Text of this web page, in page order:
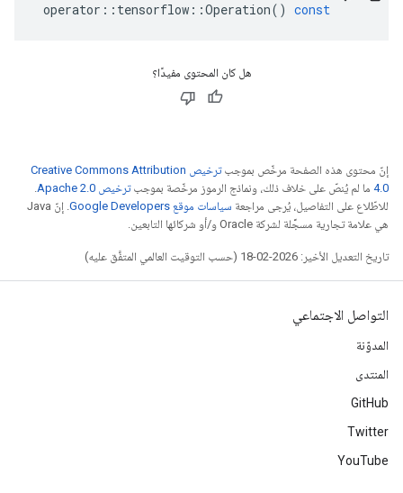
operator :: tensorflow ::Operation() const
هل كان المحتوى مفيدًا؟
إنّ محتوى هذه الصفحة مرخّص بموجب
ترخيص Creative Commons Attribution
4.0‏ ما لم يُنصّ على خلاف ذلك، ونماذج الرموز مرخّصة بموجبترخيص Apache 2.0‏
.
للاطّلاع على التفاصيل، يُرجى مراجعة سياسات موقع Google Developers‏
. إنّ Java
هي علامة تجارية مسجَّلة لشركة Oracle و/أو شركائها التابعين.
تاريخ التعديل الأخير: 2026-02-18 (حسب التوقيت العالمي المتفَّق عليه)
التواصل الاجتماعي
المدوّنة
المنتدى
GitHub
Twitter
YouTube